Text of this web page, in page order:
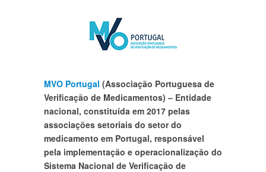
MVO Portugal (Associação Portuguesa de
Verificação de Medicamentos) – Entidade
nacional, constituída em 2017 pelas
associações setoriais do setor do
medicamento em Portugal, responsável
pela implementação e operacionalização do
Sistema Nacional de Verificação de